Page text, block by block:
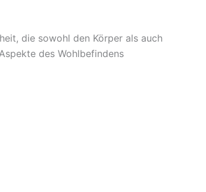
die sowohl den Körper als auch
des Wohlbefindens